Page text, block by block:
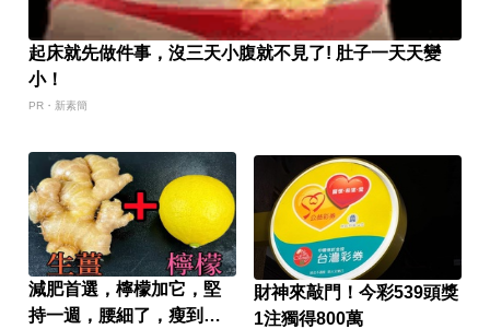
起床就先做件事，沒三天小腹就不見了! 肚子一天天變
小！
PR・新素簡
減肥首選，檸檬加它，堅
持一週，腰細了，瘦到你
財神來敲門！今彩539頭獎
1注獨得800萬